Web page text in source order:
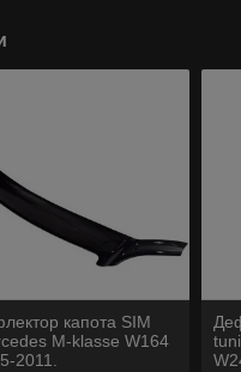
капота SIM
M-klasse W164
2011.